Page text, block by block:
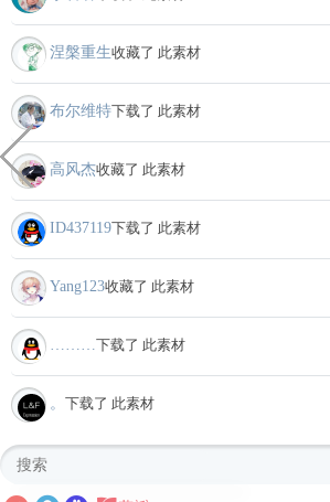
涅槃重生收藏了 此素材
布尔维特下载了 此素材
高风杰收藏了 此素材
ID437119下载了 此素材
Yang123收藏了 此素材
下载了 此素材
。 下载了 此素材